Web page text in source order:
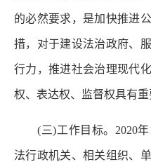
的必然要求，是加快推进
措，对于建设法治政府、
行力，推进社会治理现代
权、表达权、监督权具有重
(三)工作目标。2020年
法行政机关、相关组织、